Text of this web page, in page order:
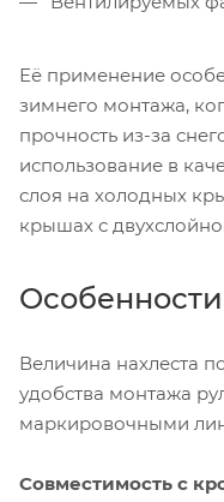
Её применение
зимнего монтажа,
прочность из-за
использование в
слоя на холодных
крышах с
Величина нахлеста
удобства монтажа
маркировочными
Совместимость с